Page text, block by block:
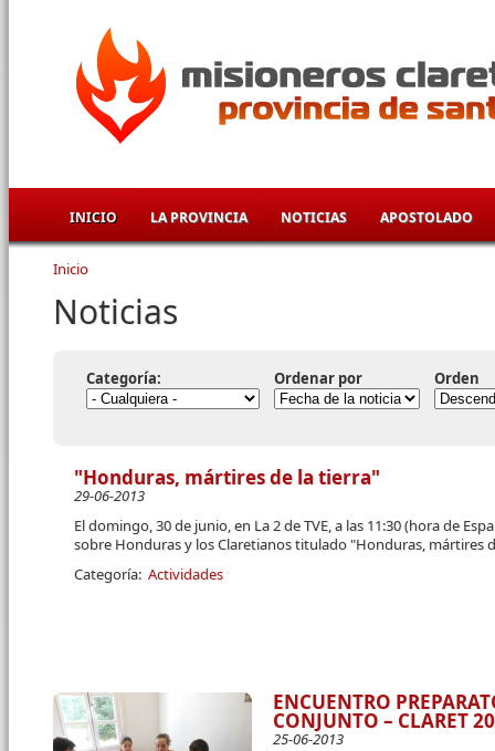
INICIO LA PROVINCIA NOTICIAS APOSTOLADO
Se encuentra usted aquí
Inicio
Noticias
Categoría: Ordenar por Orden
"Honduras, mártires de la tierra"
29-06-2013
El domingo, 30 de junio, en La 2 de TVE, a las 11:30 (hora de
sobre Honduras y los Claretianos titulado "Honduras, mártires
Categoría: Actividades
ENCUENTRO
CONJUNTO – CLARET
25-06-2013